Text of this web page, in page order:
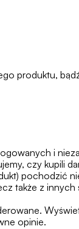
produktu,
i
czy kupili
pochodzić
także z innych
opinie.